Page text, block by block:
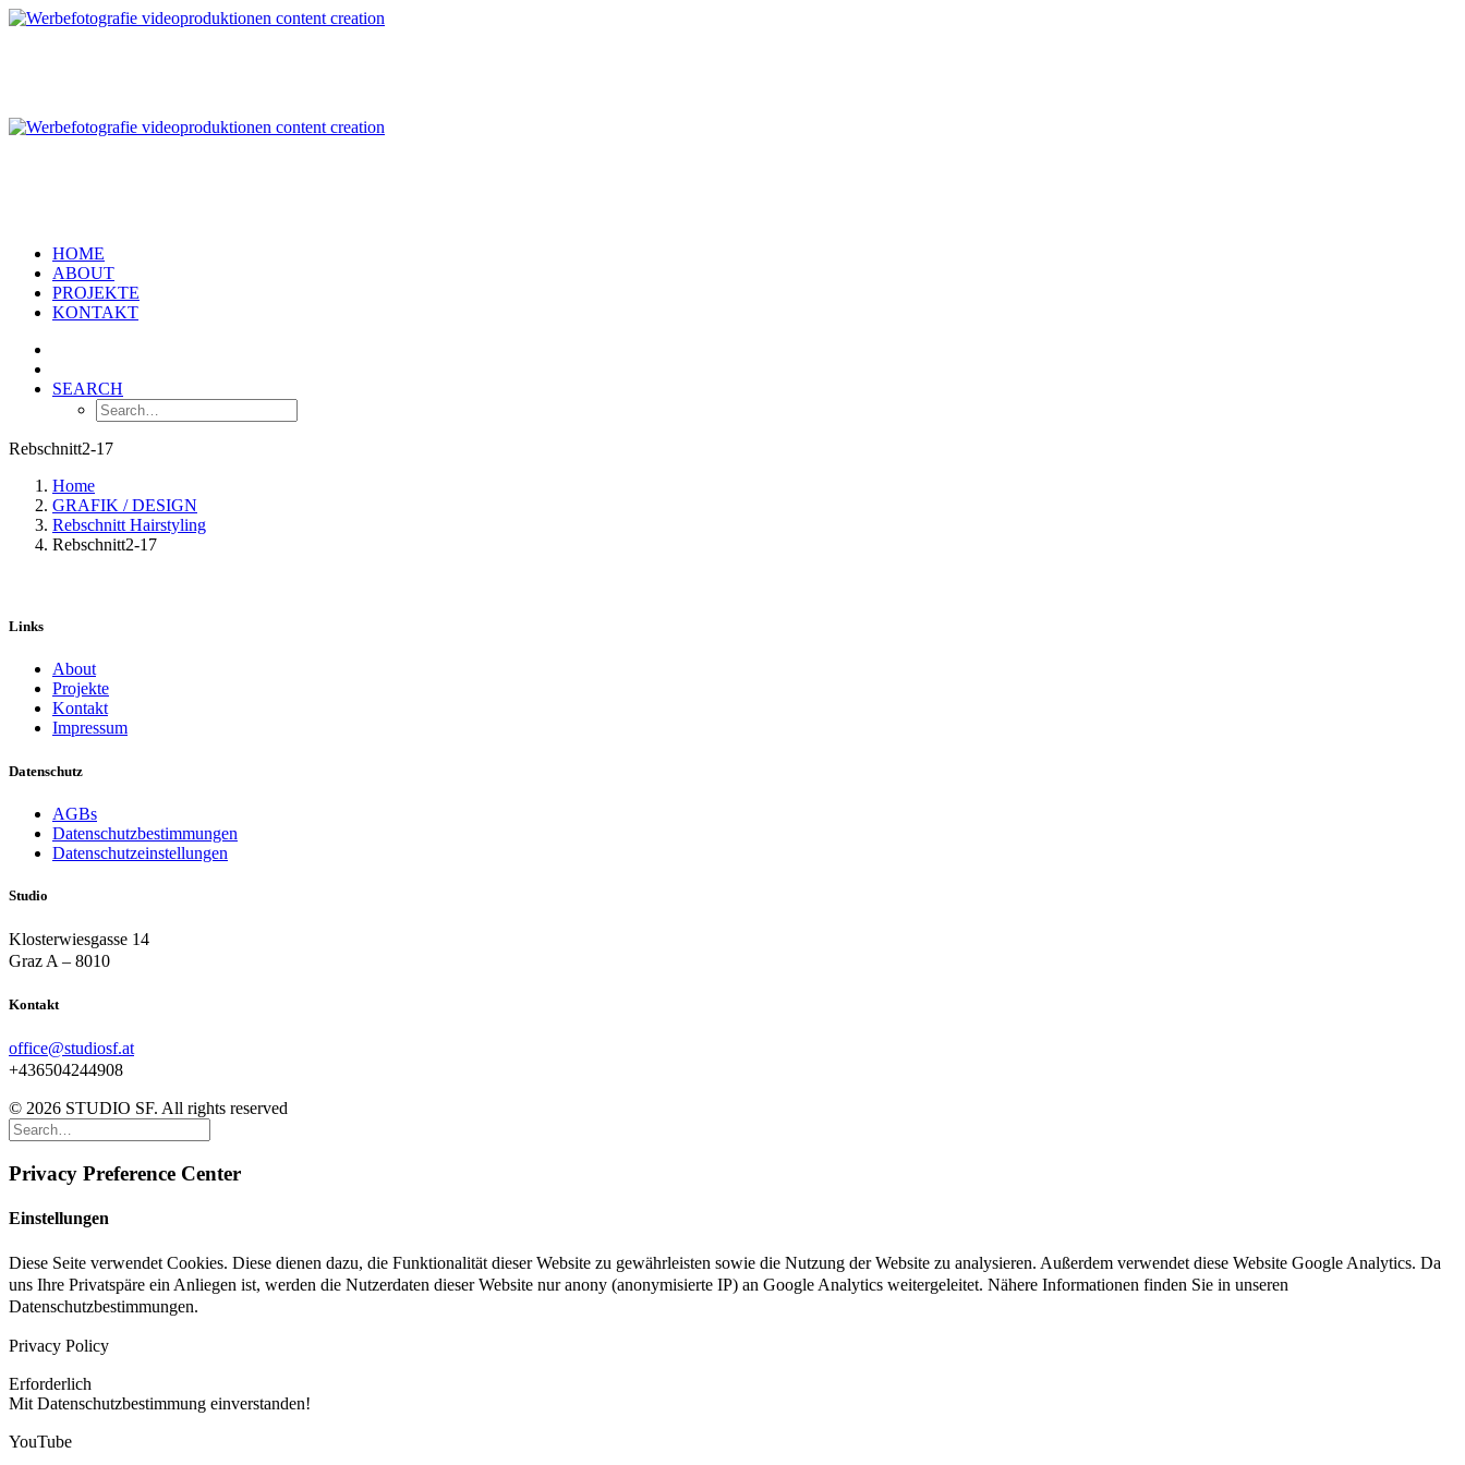
HOME
ABOUT
PROJEKTE
KONTAKT
SEARCH
Rebschnitt2-17
Home
GRAFIK / DESIGN
Rebschnitt Hairstyling
Rebschnitt2-17
Links
About
Projekte
Kontakt
Impressum
Datenschutz
AGBs
Datenschutzbestimmungen
Datenschutzeinstellungen
Studio
Klosterwiesgasse 14
Graz A – 8010
Kontakt
office@studiosf.at
+436504244908
© 2026 STUDIO SF. All rights reserved
Privacy Preference Center
Einstellungen
Diese Seite verwendet Cookies. Diese dienen dazu, die Funktionalität dieser Website zu gewährleisten sowie die Nutzung der Website zu analysieren. Außerdem verwendet diese Website Google Analytics. Da
uns Ihre Privatspäre ein Anliegen ist, werden die Nutzerdaten dieser Website nur anony (anonymisierte IP) an Google Analytics weitergeleitet. Nähere Informationen finden Sie in unseren
Datenschutzbestimmungen.
Privacy Policy
Erforderlich
Mit Datenschutzbestimmung einverstanden!
YouTube